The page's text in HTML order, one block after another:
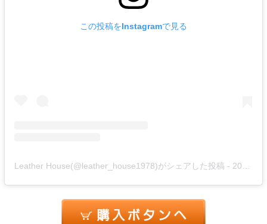
この投稿をInstagramで見る
Leather House(@leather_house1978)がシェアした投稿 - 2020年 7月月28日午前2時39分PDT